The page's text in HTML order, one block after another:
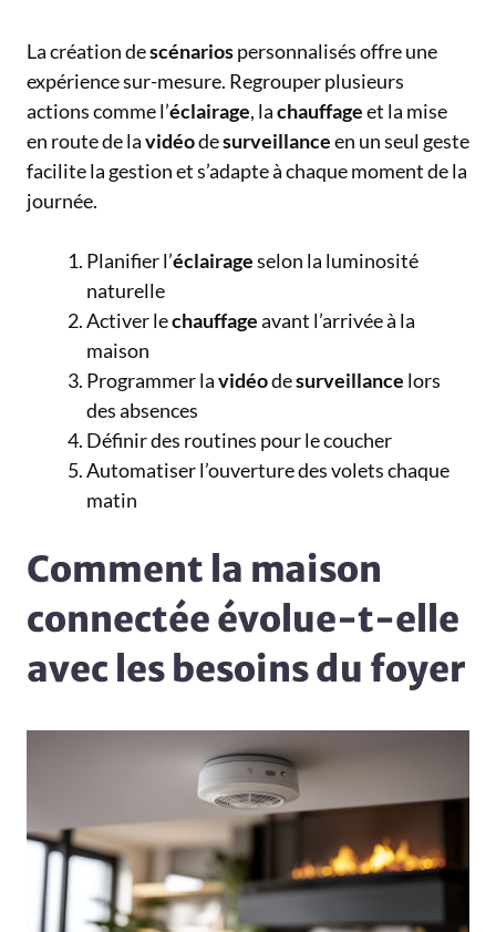
La création descénariospersonnalisés offre une
expérience sur-mesure. Regrouper plusieurs
actions comme l’éclairage, lachauffageet la mise
en route de lavidéodesurveillanceen un seul geste
facilite la gestion et s’adapte à chaque moment de la
journée.
Planifier l’éclairageselon la luminosité
naturelle
Activer lechauffageavant l’arrivée à la
maison
Programmer lavidéodesurveillance lors
des absences
Définir des routines pour le coucher
Automatiser l’ouverture des volets chaque
matin
Comment la maison
connectée évolue-t-elle
avec les besoins du foyer